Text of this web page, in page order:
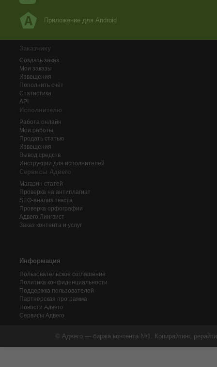
Приложение для Android
Заказчику
Создать заказ
Мои заказы
Извещения
Пополнить счёт
Статистика
API
Исполнителю
Работа онлайн
Мои работы
Продать статью
Извещения
Вывод средств
Инструкции для исполнителей
Сервисы Адвего
Магазин статей
Проверка на антиплагиат
SEO-анализ текста
Проверка орфографии
Адвего Лингвист
Заказ контента и услуг
Информация
Пользовательское соглашение
Политика конфиденциальности
Поддержка пользователей
Партнерская программа
Новости Адвего
Сервисы Адвего
© Адвего — биржа контента №1. Копирайтинг,